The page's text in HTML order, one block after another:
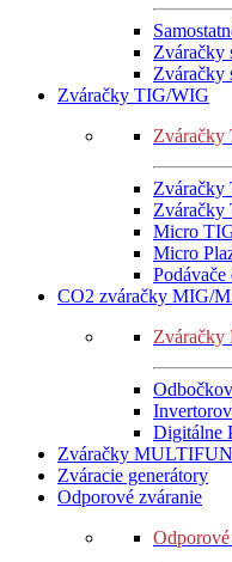
Zváračky
Zváračky
Zváračky TIG/WIG
Micro
Micro
CO2 zváračky MIG/
Digitálne
Zváračky
Zváracie generátory
Odporové zváranie